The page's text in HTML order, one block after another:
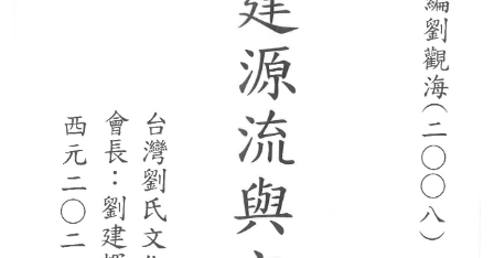
劉華巖老譜
劉永富主編西元一九六一年
龍川族譜